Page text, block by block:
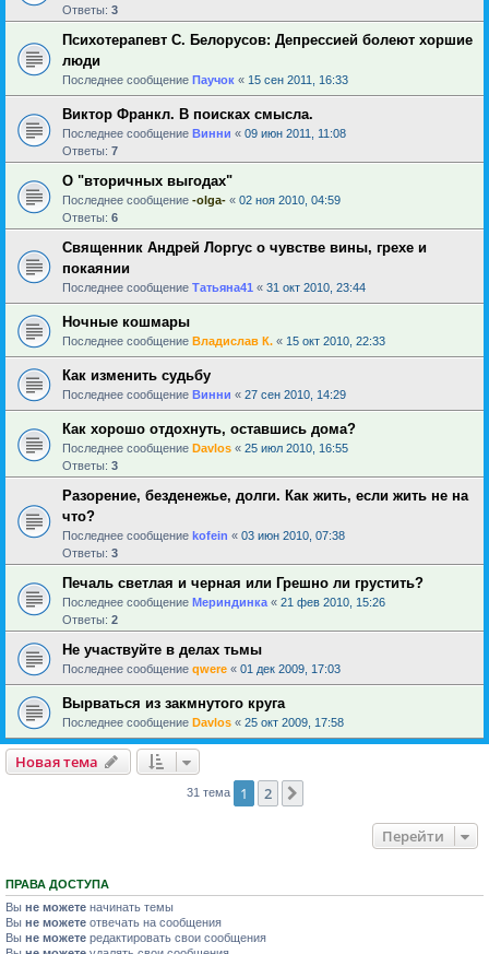
Ответы: 3
Психотерапевт С. Белорусов: Депрессией болеют хоршие
люди
Последнее сообщение Паучок « 15 сен 2011, 16:33
Виктор Франкл. В поисках смысла.
Последнее сообщение Винни « 09 июн 2011, 11:08
Ответы: 7
О "вторичных выгодах"
Последнее сообщение -olga- « 02 ноя 2010, 04:59
Ответы: 6
Священник Андрей Лоргус о чувстве вины, грехе и
покаянии
Последнее сообщение Татьяна41 « 31 окт 2010, 23:44
Ночные кошмары
Последнее сообщение Владислав К. « 15 окт 2010, 22:33
Как изменить судьбу
Последнее сообщение Винни « 27 сен 2010, 14:29
Как хорошо отдохнуть, оставшись дома?
Последнее сообщение Davlos « 25 июл 2010, 16:55
Ответы: 3
Разорение, безденежье, долги. Как жить, если жить не на
что?
Последнее сообщение kofein « 03 июн 2010, 07:38
Ответы: 3
Печаль светлая и черная или Грешно ли грустить?
Последнее сообщение Мериндинка « 21 фев 2010, 15:26
Ответы: 2
Не участвуйте в делах тьмы
Последнее сообщение qwere « 01 дек 2009, 17:03
Вырваться из закмнутого круга
Последнее сообщение Davlos « 25 окт 2009, 17:58
Новая тема
31 тема 1 2
Перейти
ПРАВА ДОСТУПА
Вы не можете начинать темы
Вы не можете отвечать на сообщения
Вы не можете редактировать свои сообщения